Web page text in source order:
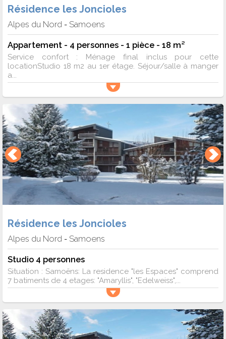
Résidence les Joncioles
Alpes du Nord - Samoens
Appartement - 4 personnes - 1 pièce - 18 m²
Service confort : Ménage final inclus pour cette
locationStudio 18 m2 au 1er étage. Séjour/salle à manger
a...
Résidence les Joncioles
Alpes du Nord - Samoens
Studio 4 personnes
Situation : Samoëns: La residence "les Espaces" comprend
7 batiments de 4 etages: "Amaryllis", "Edelweiss",...